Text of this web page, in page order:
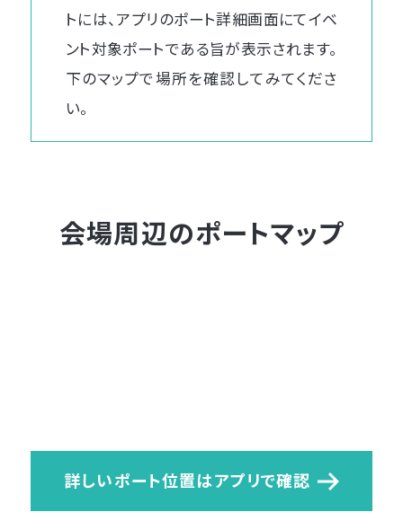
トには、アプリのポート詳細画面にてイベ
ント対象ポートである旨が表示されます。
下のマップで場所を確認してみてくださ
い。
会場周辺のポートマップ
詳しいポート位置はアプリで確認